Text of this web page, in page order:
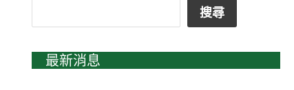
搜尋
最新消息